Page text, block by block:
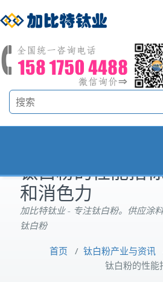
钛白粉的性能指
和消色力
加比特钛业 - 专注钛白粉。供应涂
钛白粉
首页 / 钛白粉产业与资讯
钛白粉的性能